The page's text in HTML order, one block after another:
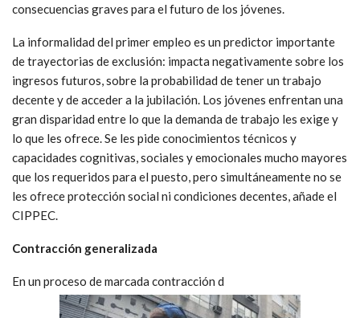
consecuencias graves para el futuro de los jóvenes.
La informalidad del primer empleo es un predictor importante
de trayectorias de exclusión: impacta negativamente sobre los
ingresos futuros, sobre la probabilidad de tener un trabajo
decente y de acceder a la jubilación. Los jóvenes enfrentan una
gran disparidad entre lo que la demanda de trabajo les exige y
lo que les ofrece. Se les pide conocimientos técnicos y
capacidades cognitivas, sociales y emocionales mucho mayores
que los requeridos para el puesto, pero simultáneamente no se
les ofrece protección social ni condiciones decentes, añade el
CIPPEC.
Contracción generalizada
En un proceso de marcada contracción d